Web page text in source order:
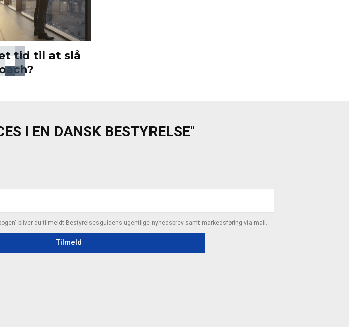
tid til at slå
I EN DANSK BESTYRELSE"
bliver du tilmeldt Bestyrelsesguidens ugentlige nyhedsbrev samt markedsføring via mail.
Tilmeld